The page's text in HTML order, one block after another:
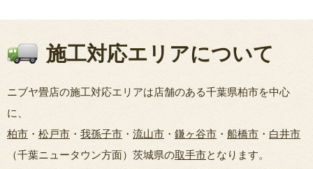
施工対応エリアについて
ニブヤ畳店の施工対応エリアは店舗のある千葉県柏市を中心
に、
柏市・松戸市・我孫子市・流山市・鎌ヶ谷市・船橋市・白井市
（千葉ニュータウン方面）茨城県の取手市となります。